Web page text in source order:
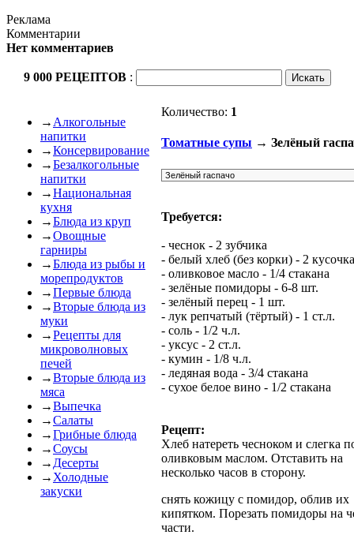
Реклама
Комментарии
Нет комментариев
9 000 РЕЦЕПТОВ :
→ Алкогольные
напитки
→Консервирование
→Безалкогольные
напитки
→Национальная
кухня
→Блюда из круп
→Овощные
гарниры
→Блюда из рыбы и
морепродуктов
→Первые блюда
→Вторые блюда из
муки
→Рецепты для
микроволновых
печей
→Вторые блюда из
мяса
→Выпечка
→Салаты
→Грибные блюда
→Соусы
→ Десерты
→ Холодные
закуски
Количество: 1
Томатные супы → Зелёный
Требуется:
- чеснок - 2 зубчика
- белый хлеб (без корки) - 2 кусочка
- оливковое масло - 1/4 стакана
- зелёные помидоры - 6-8 шт.
- зелёный перец - 1 шт.
- лук репчатый (тёртый) - 1 ст.л.
- соль - 1/2 ч.л.
- уксус - 2 ст.л.
- кумин - 1/8 ч.л.
- ледяная вода - 3/4 стакана
- сухое белое вино - 1/2 стакана
Рецепт:
Хлеб натереть чесноком и слегка
оливковым маслом. Отставить на
несколько часов в сторону.
снять кожицу с помидор, облив их
кипятком. Порезать помидоры на
части.